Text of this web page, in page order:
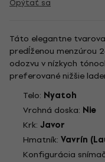
Opýtať sa
Táto elegantne
predĺženou menzúrou
odozvu v nízkych
preferované nižšie
klenuté telo Soloist je
grafitovou výstužou
vavrínový hmatník...
Telo: Nyatoh
Vrchná doska: Nie
Krk: Javor
Hmatník: Vavrín
Konfigurácia